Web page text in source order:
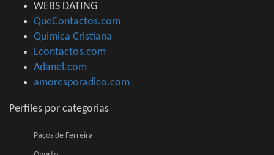
WEBS DATING
QueContactos.com
Quimica Cristiana
Lcontactos.com
Adanel.com
amoresporadico.com
Perfiles por categorias
Paços de Ferreira